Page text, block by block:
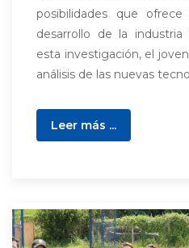
posibilidades que ofrece
desarrollo de la industria
esta investigación, el
análisis de las nuevas
Leer más ...